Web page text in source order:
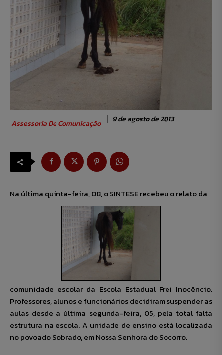
Assessoria De Comunicação 9 de agosto de 2013
Na última quinta-feira, 08, o SINTESE recebeu o relato da
comunidade escolar da Escola Estadual Frei Inocêncio.
Professores, alunos e funcionários decidiram suspender as
aulas desde a última segunda-feira, 05, pela total falta
estrutura na escola. A unidade de ensino está localizada
no povoado Sobrado, em Nossa Senhora do Socorro.